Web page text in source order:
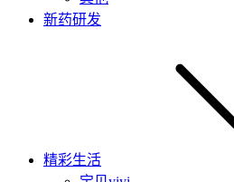
新药研发
精彩生活